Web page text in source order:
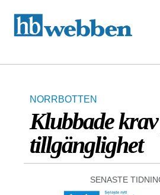
NORRBOTTEN
Klubbade
tillgänglighet
SENASTE